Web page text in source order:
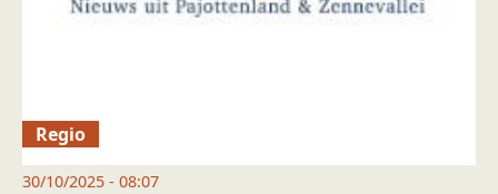
Regio
30/10/2025 - 08:07